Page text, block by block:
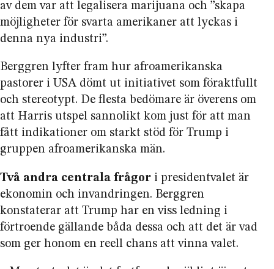
av dem var att legalisera marijuana och ”skapa
möjligheter för svarta amerikaner att lyckas i
denna nya industri”.
Berggren lyfter fram hur afroamerikanska
pastorer i USA dömt ut initiativet som föraktfullt
och stereotypt. De flesta bedömare är överens om
att Harris utspel sannolikt kom just för att man
fått indikationer om starkt stöd för Trump i
gruppen afroamerikanska män.
Två andra centrala frågor i presidentvalet är
ekonomin och invandringen. Berggren
konstaterar att Trump har en viss ledning i
förtroende gällande båda dessa och att det är vad
som ger honom en reell chans att vinna valet.